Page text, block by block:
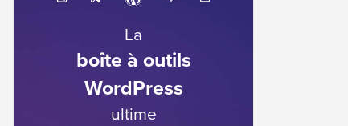
La
boîte à outils
WordPress
ultime